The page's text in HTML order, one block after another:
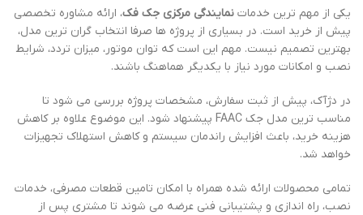
یکی از مهم ترین خدمات نمایندگی مرکزی جک فک، ارائه مشاوره تخصصی
پیش از خرید است. در بسیاری از پروژه ها صرفا انتخاب گران ترین مدل،
بهترین تصمیم نیست. مهم این است که توان موتور، میزان تردد، شرایط
نصب و امکانات مورد نیاز با یکدیگر هماهنگ باشند.
در دژآک، پیش از ثبت سفارش، مشخصات پروژه بررسی می شود تا
مناسب ترین مدل جک FAAC پیشنهاد شود. این موضوع علاوه بر کاهش
هزینه خرید، باعث افزایش راندمان سیستم و کاهش استهلاک تجهیزات
خواهد شد.
تمامی محصولات ارائه شده همراه با امکان تامین قطعات مصرفی، خدمات
نصب، راه اندازی و پشتیبانی فنی عرضه می شوند تا مشتری پس از